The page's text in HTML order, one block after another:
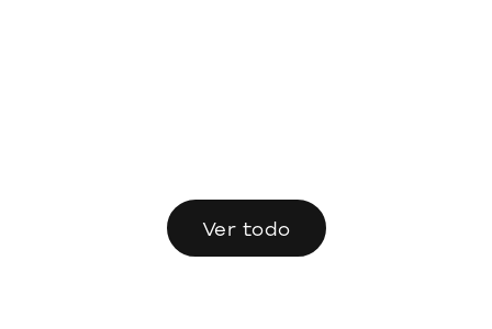
Ver todo